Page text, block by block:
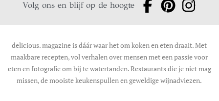
Volg ons en blijf op de hoogte
delicious. magazine is dáár waar het om koken en eten draait. Met
maakbare recepten, vol verhalen over mensen met een passie voor
eten en fotografie om bij te watertanden. Restaurants die je niet mag
missen, de mooiste keukenspullen en geweldige wijnadviezen.